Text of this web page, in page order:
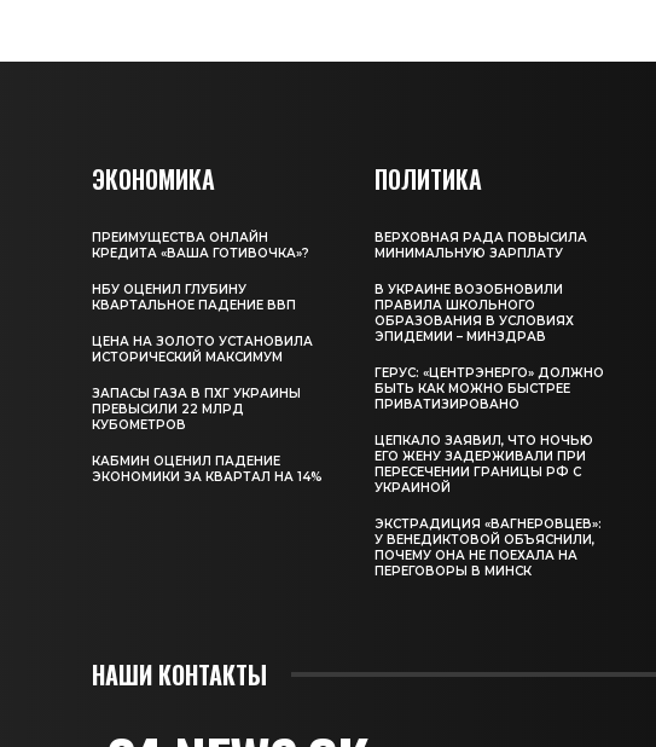
ЭКОНОМИКА
ПРЕИМУЩЕСТВА ОНЛАЙН
КРЕДИТА «ВАША ГОТИВОЧКА»?
НБУ ОЦЕНИЛ ГЛУБИНУ
КВАРТАЛЬНОЕ ПАДЕНИЕ ВВП
ЦЕНА НА ЗОЛОТО УСТАНОВИЛА
ИСТОРИЧЕСКИЙ МАКСИМУМ
ЗАПАСЫ ГАЗА В ПХГ УКРАИНЫ
ПРЕВЫСИЛИ 22 МЛРД
КУБОМЕТРОВ
КАБМИН ОЦЕНИЛ ПАДЕНИЕ
ЭКОНОМИКИ ЗА КВАРТАЛ НА 14%
ПОЛИТИКА
ВЕРХОВНАЯ РАДА ПОВЫСИЛА
МИНИМАЛЬНУЮ ЗАРПЛАТУ
В УКРАИНЕ ВОЗОБНОВИЛИ
ПРАВИЛА ШКОЛЬНОГО
ОБРАЗОВАНИЯ В УСЛОВИЯХ
ЭПИДЕМИИ – МИНЗДРАВ
ГЕРУС: «ЦЕНТРЭНЕРГО» ДОЛЖНО
БЫТЬ КАК МОЖНО БЫСТРЕЕ
ПРИВАТИЗИРОВАНО
ЦЕПКАЛО ЗАЯВИЛ, ЧТО НОЧЬЮ
ЕГО ЖЕНУ ЗАДЕРЖИВАЛИ ПРИ
ПЕРЕСЕЧЕНИИ ГРАНИЦЫ РФ С
УКРАИНОЙ
ЭКСТРАДИЦИЯ «ВАГНЕРОВЦЕВ»:
У ВЕНЕДИКТОВОЙ ОБЪЯСНИЛИ,
ПОЧЕМУ ОНА НЕ ПОЕХАЛА НА
ПЕРЕГОВОРЫ В МИНСК
НАШИ КОНТАКТЫ